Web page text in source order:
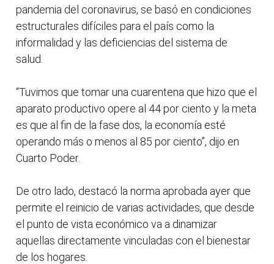
pandemia del coronavirus, se basó en condiciones
estructurales difíciles para el país como la
informalidad y las deficiencias del sistema de
salud.
“Tuvimos que tomar una cuarentena que hizo que el
aparato productivo opere al 44 por ciento y la meta
es que al fin de la fase dos, la economía esté
operando más o menos al 85 por ciento”, dijo en
Cuarto Poder.
De otro lado, destacó la norma aprobada ayer que
permite el reinicio de varias actividades, que desde
el punto de vista económico va a dinamizar
aquellas directamente vinculadas con el bienestar
de los hogares.